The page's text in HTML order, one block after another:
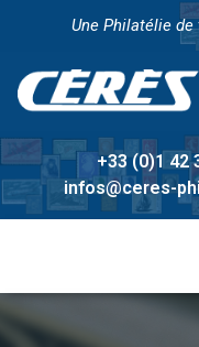
Une Philatélie
+33 (0)1 42
infos@ceres-